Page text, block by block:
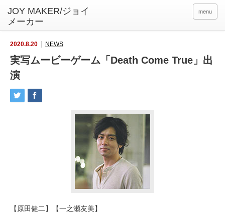
menu
2020.8.20 NEWS
実写ムービーゲーム「Death Come True」出
演
【原田健二】【一之瀬友美】